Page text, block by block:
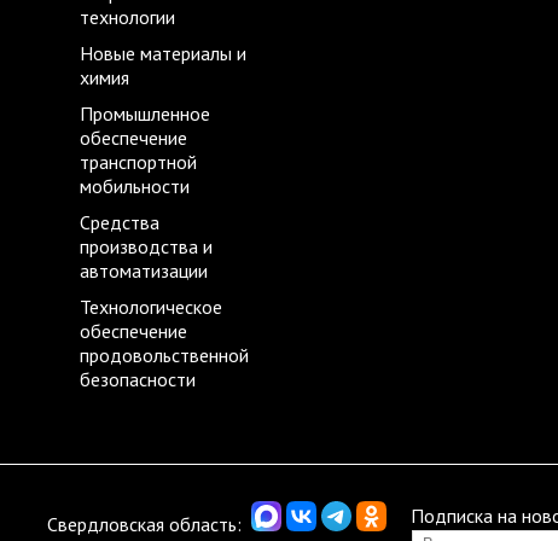
технологии
Новые материалы и
химия
Промышленное
обеспечение
транспортной
мобильности
Средства
производства и
автоматизации
Технологическое
обеспечение
продовольственной
безопасности
Свердловская область: Подписка на